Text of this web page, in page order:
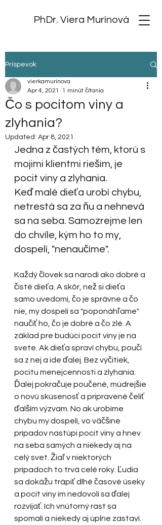
PhDr. Viera Murínová
Príspevok
Čo s pocitom viny a
zlyhania?
vierkamurinova
Apr 4, 2021
1 minút čítania
Updated: Apr 8, 2021
Jedna z častých tém, ktorú s
mojimi klientmi riešim, je
pocit viny a zlyhania.
Keď malé dieťa urobí chybu,
netrestá sa za ňu a nehnevá
sa na seba. Samozrejme len
do chvíle, kým ho to my,
dospelí, "nenaučíme".
Každý človek sa narodí ako dobré a
čisté dieťa. A skôr, než si dieťa
samo uvedomí, čo je správne a čo
nie, my dospelí sa "poponáhľame"
naučiť ho, čo je dobré a čo zlé. A
základ pre budúci pocit viny je na
svete. Ak dieťa spraví chybu, poučí
sa z nej a ide ďalej. Bez výčitiek,
pocitu menejcennosti a zlyhania.
Ďalej pokračuje poučené, múdrejšie
o novú skúsenosť a pripravené čeliť
ďalším výzvam. No ak urobíme
chybu my dospelí, vo väčšine
prípadov nastúpi pocit viny a hnev
na seba samých a niekedy aj na
celý svet. Žiaľ v niektorých
prípadoch to trvá celé roky. Ľudia
sa dokážu trápiť dlhé časové úseky
a pocit viny im nedovolí sa ďalej
rozvíjať. Ich vnútorný rast sa
spomalí a niekedy aj úplne zastaví.